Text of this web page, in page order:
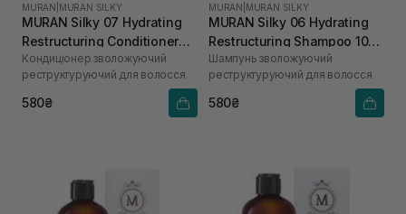
MURAN MURAN SILKY
MURAN Silky 07 Hydrating
Restructuring Conditioner
100 мл
Кондиціонер зволожуючий
реструктуруючий для волосся
580₴
MURAN MURAN SILKY
MURAN Silky 06 Hydrating
Restructuring Shampoo 100
мл
Шампунь зволожуючий
реструктуруючий для волосся
580₴